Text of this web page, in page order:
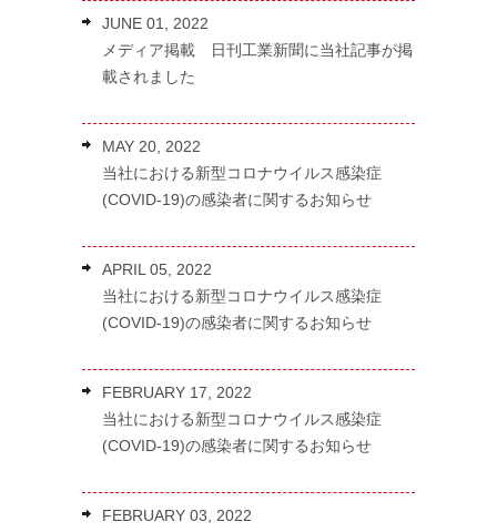
JUNE 01, 2022
メディア掲載 日刊工業新聞に当社記事が掲
載されました
MAY 20, 2022
当社における新型コロナウイルス感染症
(COVID-19)の感染者に関するお知らせ
APRIL 05, 2022
当社における新型コロナウイルス感染症
(COVID-19)の感染者に関するお知らせ
FEBRUARY 17, 2022
当社における新型コロナウイルス感染症
(COVID-19)の感染者に関するお知らせ
FEBRUARY 03, 2022